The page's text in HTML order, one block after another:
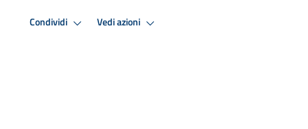
Condividi Vedi azioni